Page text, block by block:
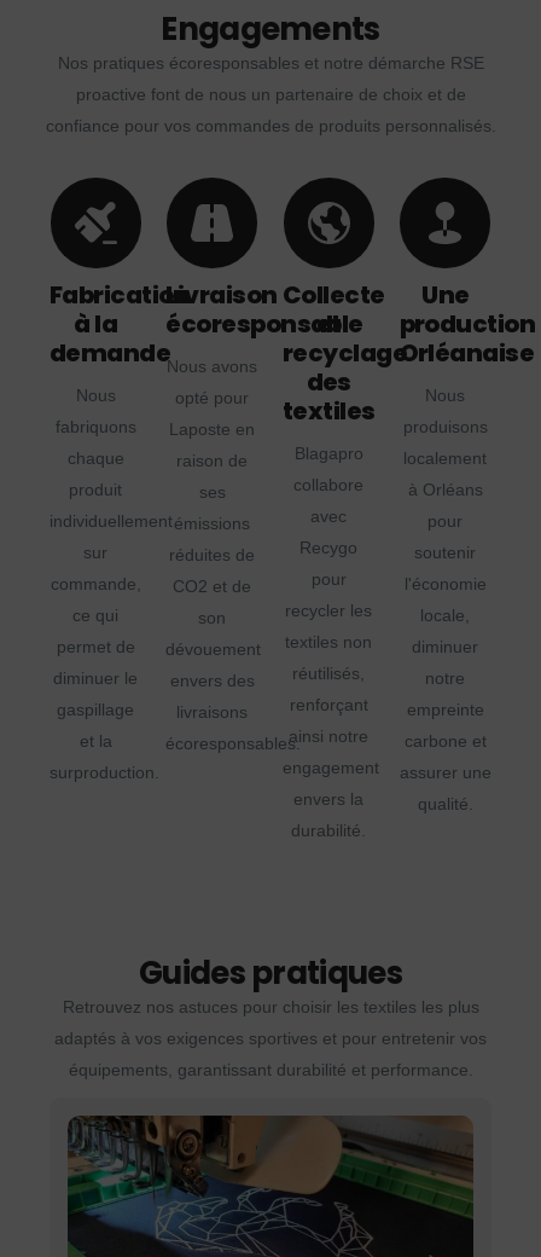
Engagements
Nos pratiques écoresponsables et notre démarche RSE
proactive font de nous un partenaire de choix et de
confiance pour vos commandes de produits personnalisés.
Fabrication
à la
demande
Nous
fabriquons
chaque
produit
individuellement
sur
commande,
ce qui
permet de
diminuer le
gaspillage
et la
surproduction.
Livraison
écoresponsable
Nous avons
opté pour
Laposte en
raison de
ses
émissions
réduites de
CO2 et de
son
dévouement
envers des
livraisons
écoresponsables.
Collecte
et
recyclage
des
textiles
Blagapro
collabore
avec
Recygo
pour
recycler les
textiles non
réutilisés,
renforçant
ainsi notre
engagement
envers la
durabilité.
Une
production
Orléanaise
Nous
produisons
localement
à Orléans
pour
soutenir
l'économie
locale,
diminuer
notre
empreinte
carbone et
assurer une
qualité.
Guides pratiques
Retrouvez nos astuces pour choisir les textiles les plus
adaptés à vos exigences sportives et pour entretenir vos
équipements, garantissant durabilité et performance.